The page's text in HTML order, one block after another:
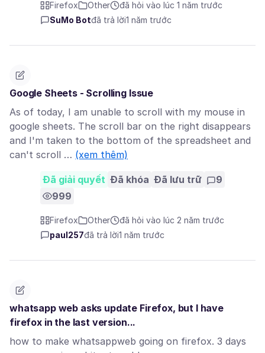
Firefox Other
đã hỏi vào lúc 1 năm trước
SuMo Botđã trả lời1 năm trước
Google Sheets - Scrolling Issue
As of today, I am unable to scroll with my mouse in
google sheets. The scroll bar on the right disappears
and I'm taken to the bottom of the spreadsheet and
can't scroll … (xem thêm)
Đã giải quyết Đã khóa Đã lưu trữ
9
999
Firefox Other
đã hỏi vào lúc 2 năm trước
paul257đã trả lời1 năm trước
whatsapp web asks update Firefox, but I have
firefox in the last version...
how to make whatsappweb going on firefox. 3 days